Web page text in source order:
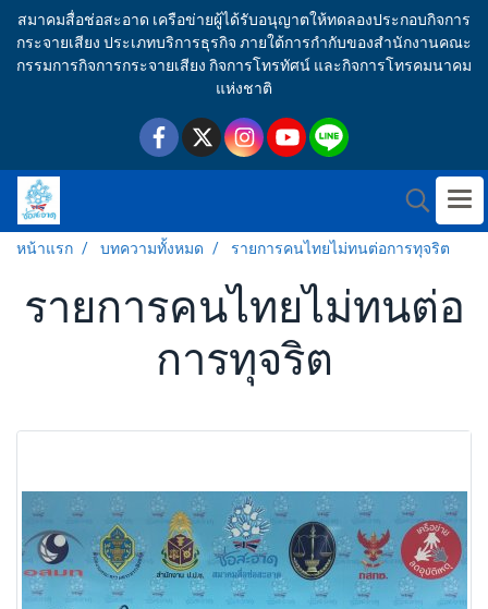
สมาคมสื่อช่อสะอาด เครือข่ายผู้ได้รับอนุญาตให้ทดลองประกอบกิจการ
กระจายเสียง ประเภทบริการธุรกิจ ภายใต้การกำกับของสำนักงานคณะ
กรรมการกิจการกระจายเสียง กิจการโทรทัศน์ และกิจการโทรคมนาคม
แห่งชาติ
หน้าแรก บทความทั้งหมด รายการคนไทยไม่ทนต่อการทุจริต
รายการคนไทยไม่ทนต่อ
การทุจริต